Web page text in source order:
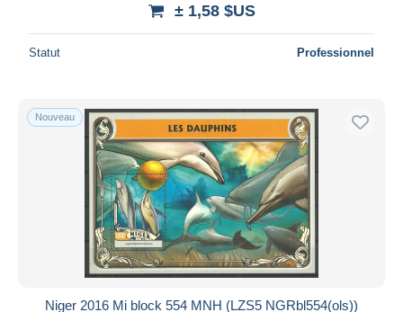
± 1,58 $US
Statut Professionnel
Nouveau
Niger 2016 Mi block 554 MNH (LZS5 NGRbl554(ols))